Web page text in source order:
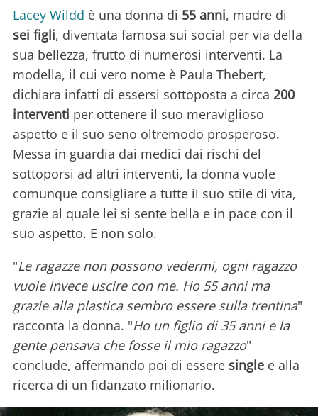
Lacey Wildd è una donna di 55 anni, madre di
sei figli, diventata famosa sui social per via della
sua bellezza, frutto di numerosi interventi. La
modella, il cui vero nome è Paula Thebert,
dichiara infatti di essersi sottoposta a circa 200
interventi per ottenere il suo meraviglioso
aspetto e il suo seno oltremodo prosperoso.
Messa in guardia dai medici dai rischi del
sottoporsi ad altri interventi, la donna vuole
comunque consigliare a tutte il suo stile di vita,
grazie al quale lei si sente bella e in pace con il
suo aspetto. E non solo.
"Le ragazze non possono vedermi, ogni ragazzo
vuole invece uscire con me. Ho 55 anni ma
grazie alla plastica sembro essere sulla trentina"
racconta la donna. "Ho un figlio di 35 anni e la
gente pensava che fosse il mio ragazzo"
conclude, affermando poi di essere single e alla
ricerca di un fidanzato milionario.